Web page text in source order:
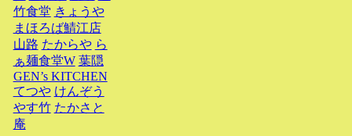
竹食堂 きょうや
まほろば鯖江店
山路 たからや ら
ぁ麺食堂W 葉隠
GEN’s KITCHEN
てつや けんぞう
やす竹 たかさと
庵